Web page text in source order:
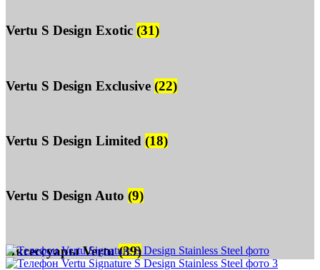
Vertu S Design Exotic (31)
Vertu S Design Exclusive (22)
Vertu S Design Limited (18)
Vertu S Design Auto (9)
Аксессуары Vertu(39)